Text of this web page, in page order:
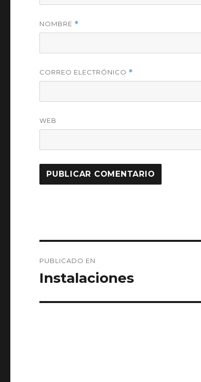
NOMBRE *
CORREO ELECTRÓNICO *
WEB
de
PUBLICADO EN
Instalaciones